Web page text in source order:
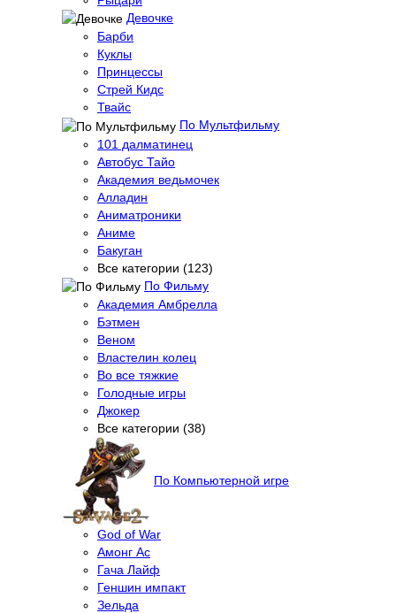
Девочке
Барби
Куклы
Принцессы
Стрей Кидс
Твайс
По Мультфильму
101 далматинец
Автобус Тайо
Академия ведьмочек
Алладин
Аниматроники
Аниме
Бакуган
Все категории (123)
По Фильму
Академия Амбрелла
Бэтмен
Веном
Властелин колец
Во все тяжкие
Голодные игры
Джокер
Все категории (38)
По Компьютерной игре
God of War
Амонг Ас
Гача Лайф
Геншин импакт
Зельда